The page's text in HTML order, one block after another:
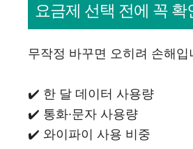
요금제 선택 전에 꼭 확
무작정 바꾸면 오히려 손해입
✔️ 한 달 데이터 사용량
✔️ 통화·문자 사용량
✔️ 와이파이 사용 비중